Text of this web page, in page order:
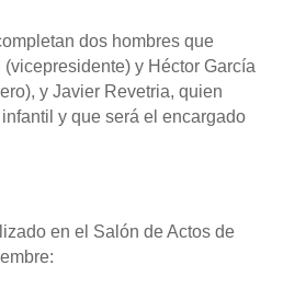
dos hombres que
y Héctor García
y Javier Revetria, quien
y que será el encargado
en el Salón de Actos de